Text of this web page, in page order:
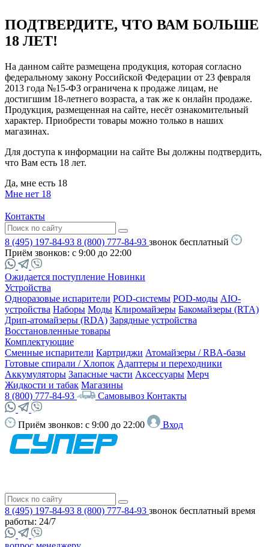
ПОДТВЕРДИТЕ, ЧТО ВАМ БОЛЬШЕ
18 ЛЕТ!
На данном сайте размещена продукция, которая согласно
федеральному закону Российской Федерации от 23 февраля
2013 года №15-ФЗ ограничена к продаже лицам, не
достигшим 18-летнего возраста, а так же к онлайн продаже.
Продукция, размещенная на сайте, несёт ознакомительный
характер. Приобрести товары можно только в наших
магазинах.
Для доступа к информации на сайте Вы должны подтвердить,
что Вам есть 18 лет.
Да, мне есть 18
Мне нет 18
Контакты
8 (495) 197-84-93 8 (800) 777-84-93 звонок бесплатный
Приём звонков: с 9:00 до 22:00
Ожидается поступление Новинки
Устройства
Одноразовые испарители POD-системы POD-моды AIO-
устройства Наборы Моды Клиромайзеры Бакомайзеры (RTA)
Дрип-атомайзеры (RDA) Зарядные устройства
Восстановленные товары
Комплектующие
Сменные испарители Картриджи Атомайзеры / RBA-базы
Готовые спирали / Хлопок Адаптеры и переходники
Аккумуляторы Запасные части Аксессуары Мерч
Жидкости и табак Магазины
8 (800) 777-84-93
Самовывоз Контакты
Приём звонков: с 9:00 до 22:00 Вход
8 (495) 197-84-93 8 (800) 777-84-93 звонок бесплатный время
работы: 24/7